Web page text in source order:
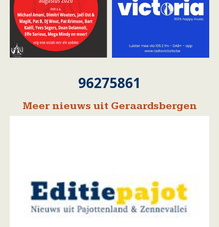
96275861
Meer nieuws uit Geraardsbergen